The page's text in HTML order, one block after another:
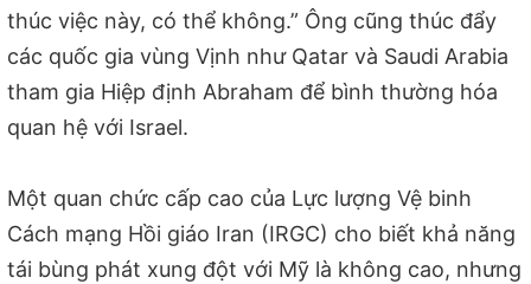
thúc việc này, có thể không.” Ông cũng thúc đẩy
các quốc gia vùng Vịnh như Qatar và Saudi Arabia
tham gia Hiệp định Abraham để bình thường hóa
quan hệ với Israel.
Một quan chức cấp cao của Lực lượng Vệ binh
Cách mạng Hồi giáo Iran (IRGC) cho biết khả năng
tái bùng phát xung đột với Mỹ là không cao, nhưng